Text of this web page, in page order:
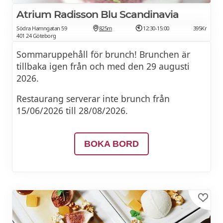
2 st pocherade ägg på rostat surdegsbröd
med:
- Kallrökt lax
185Kr
med ruccola och hollandaisesås
-Rökt skinka
med smörfräst spenat och hollandaisesås
med tomat, lönnsirap och sriracha-
-Friterad kyckling (ECC)
185Kr
med sotad avokado och sriracha-
Atrium Radisson Blu Scandinavia
Södra Hamngatan 59
401 24 Göteborg
825m 12:30-15:00 395Kr
Sommar­uppehåll för brunch! Brunchen är
tillbaka igen från och med den 29 augusti
2026.
Restaurang serverar inte brunch från
15/06/2026 till 28/08/2026.
BOKA BORD